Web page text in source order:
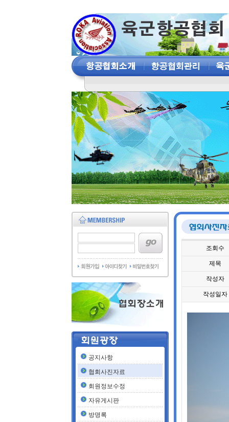
공지사항
협회사진자료
회원정보수정
자유게시판
방명록
조회수
제목
작성자
작성일자